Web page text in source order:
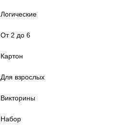
Логические
От 2 до 6
Картон
Для взрослых
Викторины
Набор